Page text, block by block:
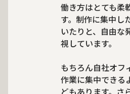
働き方はとても柔
す。制作に集中し
いたりと、自由な
視しています。
もちろん自社オフ
作業に集中できる
どもあります。さ